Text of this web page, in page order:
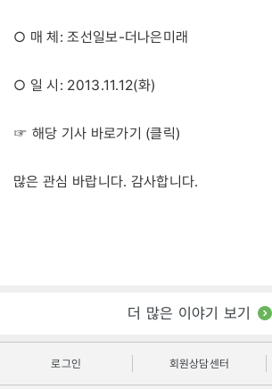
○ 매 체: 조선일보-더나은미래
○ 일 시: 2013.11.12(화)
☞ 해당 기사 바로가기 (클릭)
많은 관심 바랍니다. 감사합니다.
더 많은 이야기 보기
로그인 회원상담센터